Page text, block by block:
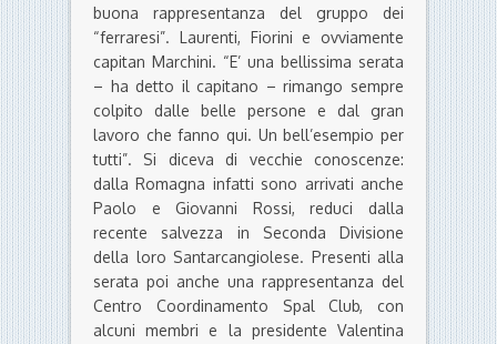
buona rappresentanza del gruppo dei
“ferraresi”. Laurenti, Fiorini e ovviamente
capitan Marchini. “E’ una bellissima serata
– ha detto il capitano – rimango sempre
colpito dalle belle persone e dal gran
lavoro che fanno qui. Un bell’esempio per
tutti”. Si diceva di vecchie conoscenze:
dalla Romagna infatti sono arrivati anche
Paolo e Giovanni Rossi, reduci dalla
recente salvezza in Seconda Divisione
della loro Santarcangiolese. Presenti alla
serata poi anche una rappresentanza del
Centro Coordinamento Spal Club, con
alcuni membri e la presidente Valentina